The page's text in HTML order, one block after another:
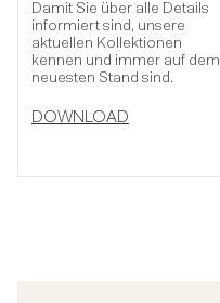
Damit Sie über alle Details
informiert sind, unsere
aktuellen Kollektionen
kennen und immer auf dem
neuesten Stand sind.
DOWNLOAD